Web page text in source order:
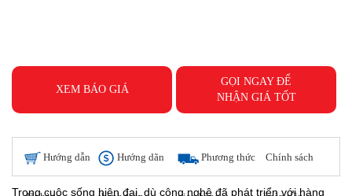
XEM BÁO GIÁ
GỌI NGAY ĐỂ
NHẬN GIÁ TỐT
Hướng dẫn Hướng dãn Phương thức Chính sách
Trong cuộc sống hiện đại, dù công nghệ đã phát triển với hàng